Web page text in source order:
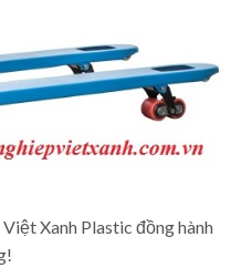
Xanh Plastic đồng hành